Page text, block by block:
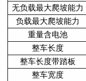
无负载最大爬坡能力
负载最大爬坡能力
重量含电池
整车长度
整车长度带踏板
整车宽度